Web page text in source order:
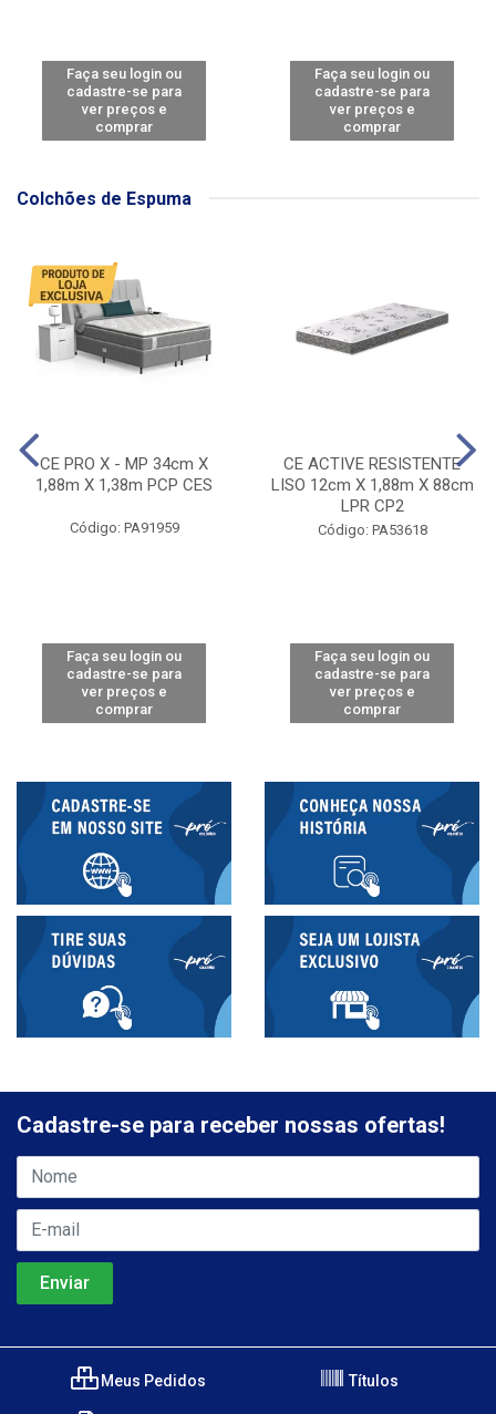
Faça seu login ou
cadastre-se para
ver preços e
comprar
Faça seu login ou
cadastre-se para
ver preços e
comprar
Colchões de Espuma
CE PRO X - MP 34cm X
1,88m X 1,38m PCP CES
Código: PA91959
Faça seu login ou
cadastre-se para
ver preços e
comprar
CE ACTIVE RESISTENTE
LISO 12cm X 1,88m X 88cm
LPR CP2
Código: PA53618
Faça seu login ou
cadastre-se para
ver preços e
comprar
Cadastre-se para receber nossas ofertas!
Meus Pedidos Títulos